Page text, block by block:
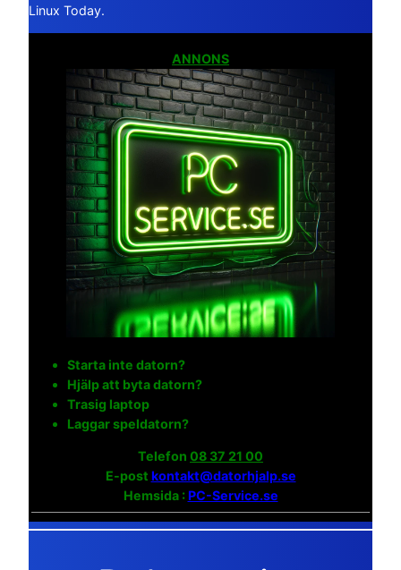
Linux Today.
ANNONS
Starta inte datorn?
Hjälp att byta datorn?
Trasig laptop
Laggar speldatorn?
Telefon 08 37 21 00
E-post kontakt@datorhjalp.se
Hemsida :PC-Service.se